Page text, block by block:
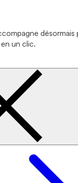
un clic.